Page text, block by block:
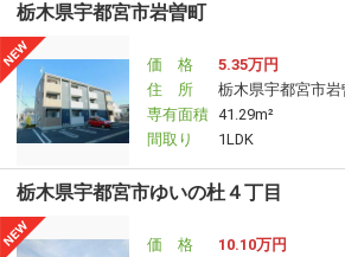
栃木県宇都宮市岩曽町
価 格
5.35万円
住 所
栃木県宇都宮市岩
専有面積 41.29m²
間取り
1LDK
栃木県宇都宮市ゆいの杜４丁目
価 格
10.10万円